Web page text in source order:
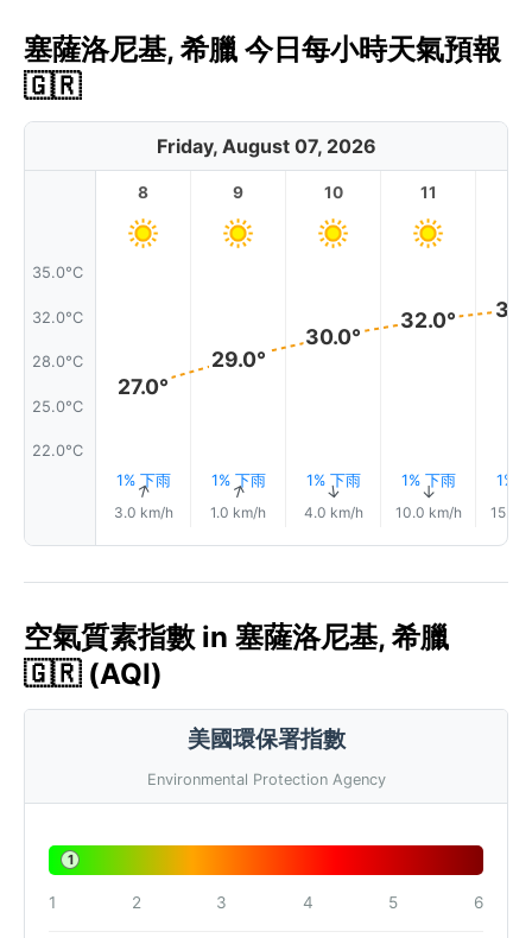
塞薩洛尼基, 希臘 今日每小時天氣預報
🇬🇷
Friday, August 07, 2026
35.0°C
32.0°C
28.0°C
25.0°C
22.0°C
8
27.0°
1% 下雨
↑
3.0 km/h
9
29.0°
1% 下雨
↑
1.0 km/h
10
30.0°
1% 下雨
↑
4.0 km/h
11
32.0°
1% 下雨
↑
10.0 km/h
1%
15.0
空氣質素指數 in 塞薩洛尼基, 希臘
🇬🇷 (AQI)
美國環保署指數
Environmental Protection Agency
1
1 2 3 4 5 6